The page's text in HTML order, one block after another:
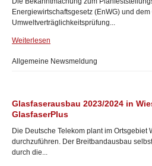
Energiewirtschaftsgesetz (EnWG) und
Umweltverträglichkeitsprüfung...
Weiterlesen
Allgemeine Newsmeldung
Glasfaserausbau 2023/2024 in
GlasfaserPlus
Die Deutsche Telekom plant im
durchzuführen. Der Breitbandausbau
durch die...